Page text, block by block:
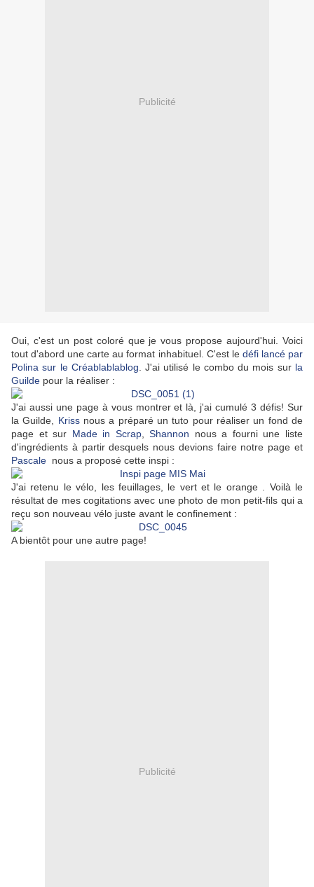
Publicité
Oui, c'est un post coloré que je vous propose aujourd'hui. Voici
tout d'abord une carte au format inhabituel. C'est le défi lancé par
Polina sur le Créablablablog . J'ai utilisé le combo du mois surla
Guilde pour la réaliser :
J'ai aussi une page à vous montrer et là, j'ai cumulé 3 défis! Sur
la Guilde, Krissnous a préparé un tuto pour réaliser un fond de
page et sur Made in Scrap,Shannon nous a fourni une liste
d'ingrédients à partir desquels nous devions faire notre page et
Pascale nous a proposé cette inspi :
J'ai retenu le vélo, les feuillages, le vert et le orange . Voilà le
résultat de mes cogitations avec une photo de mon petit-fils qui a
reçu son nouveau vélo juste avant le confinement :
A bientôt pour une autre page!
Publicité